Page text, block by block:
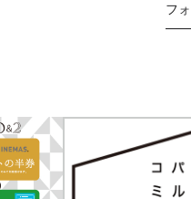
フ